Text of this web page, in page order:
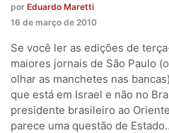
por Eduardo Maretti
16 de março de 2010
Se você ler as edições de
maiores jornais de São Paulo
olhar as manchetes nas
que está em Israel e não no
presidente brasileiro ao
parece uma questão de